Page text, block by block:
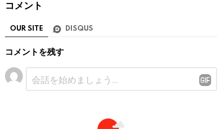
コメント
OUR SITE DISQUS
コメントを残す